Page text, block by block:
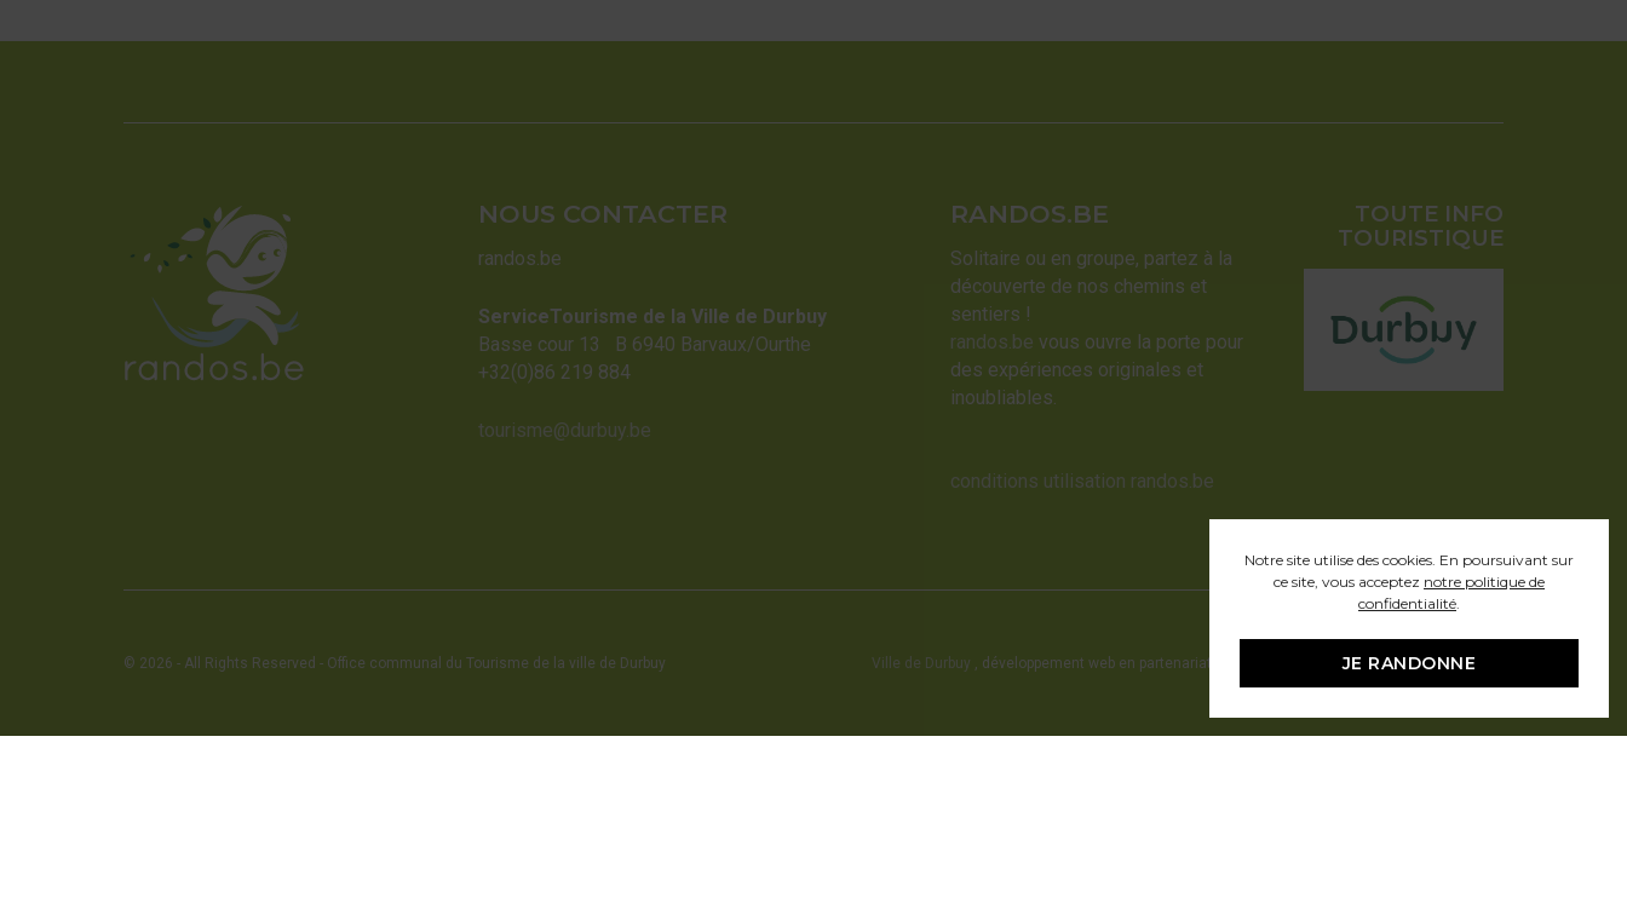
NOUS CONTACTER
randos.be
ServiceTourisme de la Ville de Durbuy
Basse cour 13 B 6940 Barvaux/Ourthe
+32(0)86 219 884
tourisme@durbuy.be
RANDOS.BE
Solitaire ou en groupe, partez à la
découverte de nos chemins et
sentiers !
randos.be vous ouvre la porte pour
des expériences originales et
inoubliables.
conditions utilisation randos.be
TOUTE INFO
TOURISTIQUE
© 2026 - All Rights Reserved - Office communal du Tourisme de la ville de Durbuy Ville de Durbuy , développement web en partenariat avec Pragmacom - hosting by Pragmacom
Notre site utilise des cookies. En poursuivant sur
ce site, vous acceptez notre politique de
confidentialité.
JE RANDONNE